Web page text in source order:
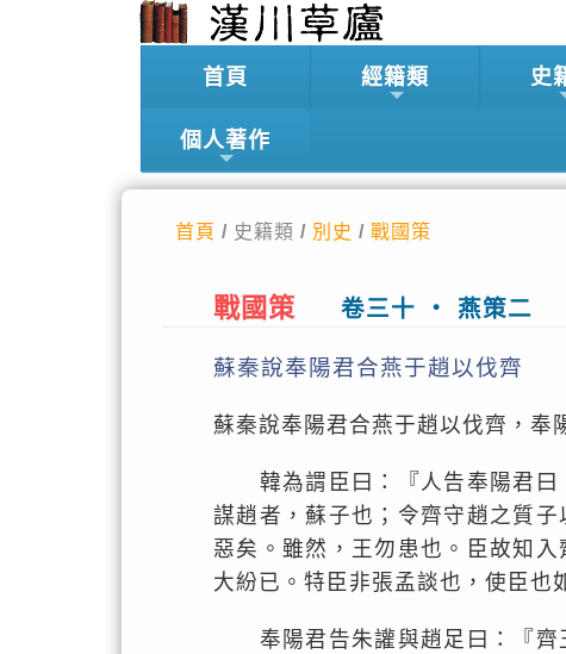
首頁 經籍類 史
個人著作
首頁 / 史籍類 / 別史 / 戰國策
戰國策 卷三十 ‧ 燕策二
蘇秦說奉陽君合燕于趙以伐齊
蘇秦說奉陽君合燕于趙以伐齊，奉
韓為謂臣曰：『人告奉陽君曰
謀趙者，蘇子也；令齊守趙之質
惡矣。雖然，王勿患也。臣故知
大紛已。特臣非張孟談也，使臣也
奉陽君告朱讙與趙足曰：『齊